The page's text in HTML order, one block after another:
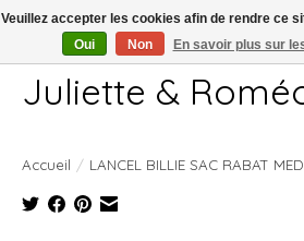
Free shipping starting at 249€
Juliette &
Accueil / LANCEL BILLIE SAC RABAT
Veuillez accepter les cookies afin de rendre ce
Oui
Non En savoir plus sur